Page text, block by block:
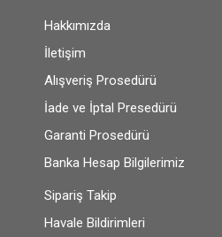
Hakkımızda
İletişim
Alışveriş Prosedürü
İade ve İptal Presedürü
Garanti Prosedürü
Banka Hesap Bilgilerimiz
Sipariş Takip
Havale Bildirimleri